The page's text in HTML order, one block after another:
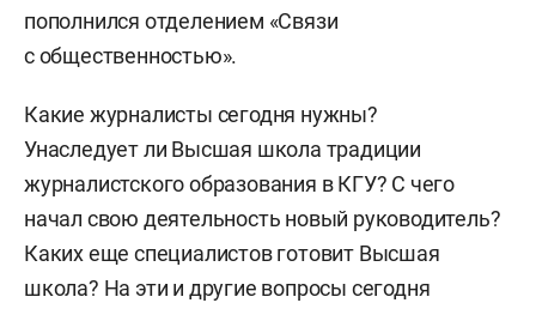
пополнился отделением «Связи
с общественностью».
Какие журналисты сегодня нужны?
Унаследует ли Высшая школа традиции
журналистского образования в КГУ? С чего
начал свою деятельность новый руководитель?
Каких еще специалистов готовит Высшая
школа? На эти и другие вопросы сегодня